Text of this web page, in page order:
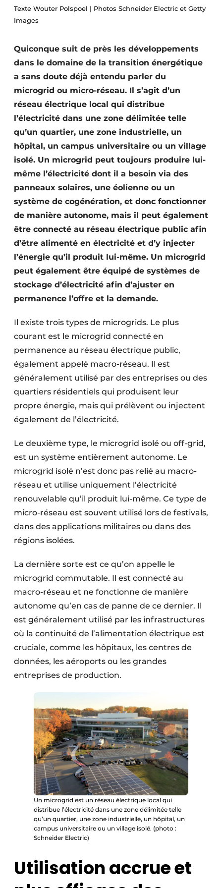
S’inscrire à l’événement
Termes et conditions
Video’s
Texte Wouter Polspoel | Photos Schneider Electric et Getty
Images
Quiconque suit de près les développements
dans le domaine de la transition énergétique
a sans doute déjà entendu parler du
microgrid ou micro-réseau. Il s’agit d’un
réseau électrique local qui distribue
l’électricité dans une zone délimitée telle
qu’un quartier, une zone industrielle, un
hôpital, un campus universitaire ou un village
isolé. Un microgrid peut toujours produire lui-
même l’électricité dont il a besoin via des
panneaux solaires, une éolienne ou un
système de cogénération, et donc fonctionner
de manière autonome, mais il peut également
être connecté au réseau électrique public afin
d’être alimenté en électricité et d’y injecter
l’énergie qu’il produit lui-même. Un microgrid
peut également être équipé de systèmes de
stockage d’électricité afin d’ajuster en
permanence l’offre et la demande.
Il existe trois types de microgrids. Le plus
courant est le microgrid connecté en
permanence au réseau électrique public,
également appelé macro-réseau. Il est
généralement utilisé par des entreprises ou des
quartiers résidentiels qui produisent leur
propre énergie, mais qui prélèvent ou injectent
également de l’électricité.
Le deuxième type, le microgrid isolé ou off-grid,
est un système entièrement autonome. Le
microgrid isolé n’est donc pas relié au macro-
réseau et utilise uniquement l’électricité
renouvelable qu’il produit lui-même. Ce type de
micro-réseau est souvent utilisé lors de festivals,
dans des applications militaires ou dans des
régions isolées.
La dernière sorte est ce qu’on appelle le
microgrid commutable. Il est connecté au
macro-réseau et ne fonctionne de manière
autonome qu’en cas de panne de ce dernier. Il
est généralement utilisé par les infrastructures
où la continuité de l’alimentation électrique est
cruciale, comme les hôpitaux, les centres de
données, les aéroports ou les grandes
entreprises de production.
Un microgrid est un réseau électrique local qui
distribue l’électricité dans une zone délimitée telle
qu’un quartier, une zone industrielle, un hôpital, un
campus universitaire ou un village isolé. (photo :
Schneider Electric)
Utilisation accrue et